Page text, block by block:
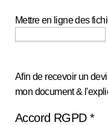
Mettre en ligne des
Afin de recevoir un
mon document &
Accord RGPD *